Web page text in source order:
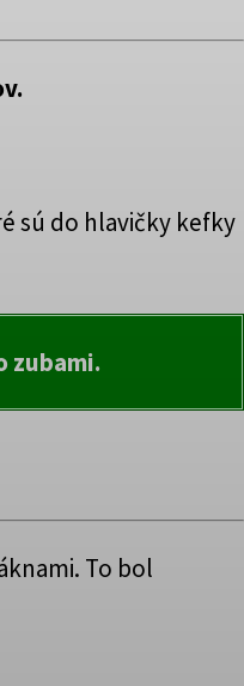
sú do hlavičky kefky
zubami.
To bol